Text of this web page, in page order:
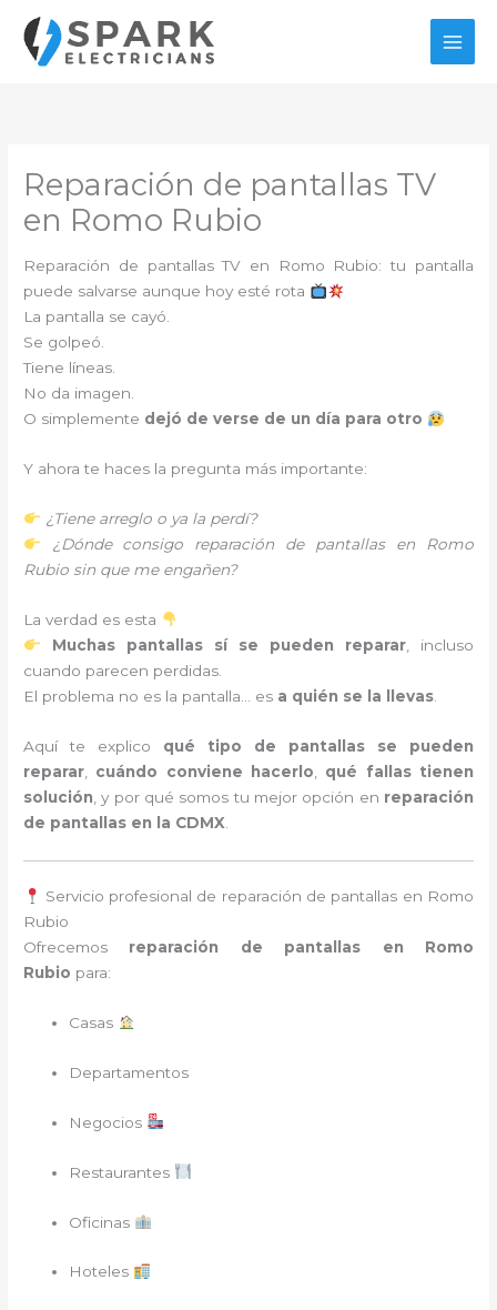
contenido
Reparación de pantallas TV
en Romo Rubio
Reparación de pantallas TV en Romo Rubio: tu pantalla
puede salvarse aunque hoy esté rota
La pantalla se cayó.
Se golpeó.
Tiene líneas.
No da imagen.
O simplemente dejó de verse de un día para otro
Y ahora te haces la pregunta más importante:
¿Tiene arreglo o ya la perdí?
¿Dónde consigo reparación de pantallas en Romo
Rubio sin que me engañen?
La verdad es esta
Muchas pantallas sí se pueden reparar, incluso
cuando parecen perdidas.
El problema no es la pantalla… es a quién se la llevas
Aquí te explico qué tipo de pantallas se pueden
reparar
cuándo conviene hacerlo
qué fallas tienen
solución , y por qué somos tu mejor opción en reparación
de pantallas en la CDMX
Servicio profesional de reparación de pantallas en Romo
Rubio
Ofrecemos reparación de pantallas en Romo
Rubio para:
Casas
Departamentos
Negocios
Restaurantes
Oficinas
Hoteles